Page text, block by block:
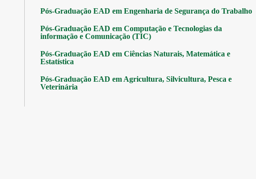
Pós-Graduação EAD em Engenharia de Segurança do Trabalho
Pós-Graduação EAD em Computação e Tecnologias da
informação e Comunicação (TIC)
Pós-Graduação EAD em Ciências Naturais, Matemática e
Estatística
Pós-Graduação EAD em Agricultura, Silvicultura, Pesca e
Veterinária